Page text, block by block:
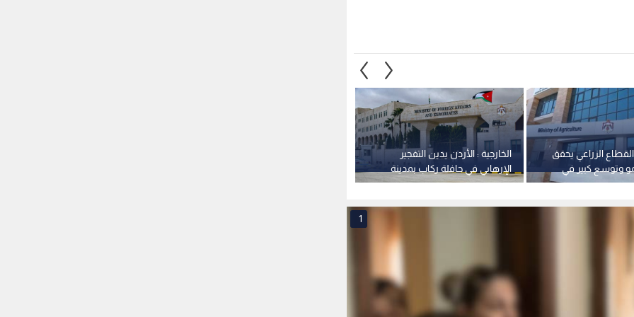
الخارجية : الأردن يدين التفجير
الإرهابي في حافلة ركاب بمدينة
جرمانا بريف دمشق في سوريا
القطاع الزراعي يحقق
وتوسع كبير في
1